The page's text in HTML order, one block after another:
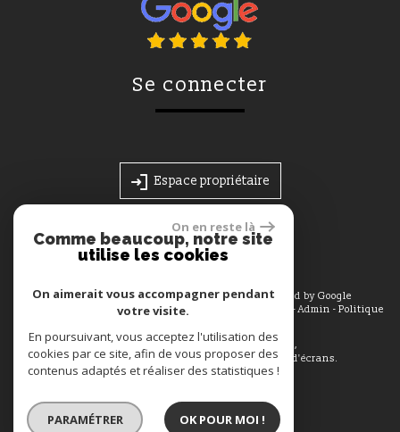
se connecter
Espace propriétaire
© 2026 | Tous droits réservés | Traduction powered by Google
Mentions légales-Nos honoraires -Admin - Politique
Site internet compatible multi-supports,
un seul site adaptable à tous les types d'écrans.
On en reste là
Comme beaucoup, notre site
utilise les cookies
On aimerait vous accompagner pendant
votre visite.
En poursuivant, vous acceptez l'utilisation des
cookies par ce site, afin de vous proposer des
contenus adaptés et réaliser des statistiques !
PARAMÉTRER OK POUR MOI !